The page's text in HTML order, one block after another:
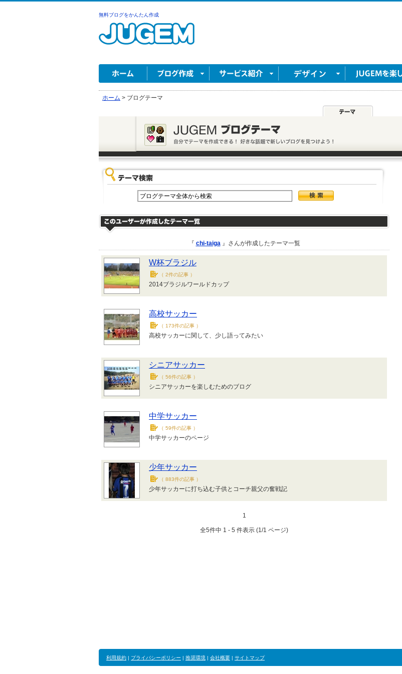
無料ブログをかんたん作成
ホーム > ブログテーマ
『 chi-taiga』さんが作成したテーマ一覧
W杯ブラジル
（ 2件の記事 ）
2014ブラジルワールドカップ
高校サッカー
（ 173件の記事 ）
高校サッカーに関して、少し語ってみたい
シニアサッカー
（ 56件の記事 ）
シニアサッカーを楽しむためのブログ
中学サッカー
（ 59件の記事 ）
中学サッカーのページ
少年サッカー
（ 883件の記事 ）
少年サッカーに打ち込む子供とコーチ親父の奮戦記
1
全5件中 1 - 5 件表示 (1/1 ページ)
利用規約 | プライバシーポリシー | 推奨環境 | 会社概要 | サイトマップ